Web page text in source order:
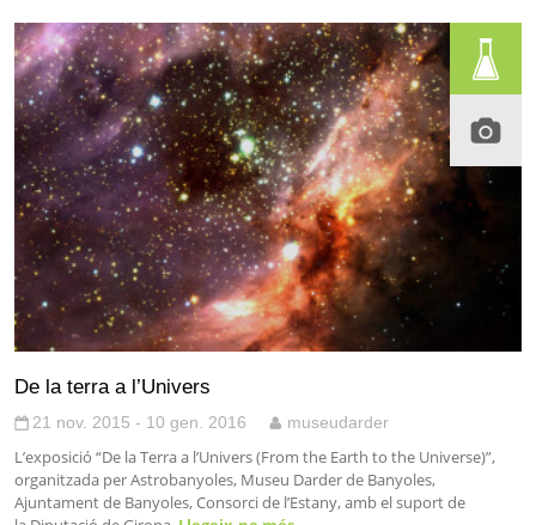
De la terra a l’Univers
21 nov. 2015 - 10 gen. 2016 museudarder
L’exposició “De la Terra a l’Univers (From the Earth to the Universe)”,
organitzada per Astrobanyoles, Museu Darder de Banyoles,
Ajuntament de Banyoles, Consorci de l’Estany, amb el suport de